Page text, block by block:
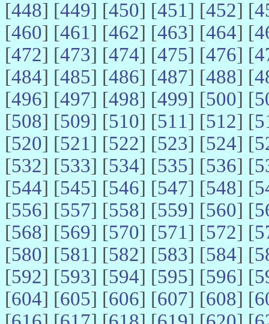
[448] [449] [450] [451] [452] [
[460] [461] [462] [463] [464] [
[472] [473] [474] [475] [476] [
[484] [485] [486] [487] [488] [
[496] [497] [498] [499] [500] [
[508] [509] [510] [511] [512] [
[520] [521] [522] [523] [524] [
[532] [533] [534] [535] [536] [
[544] [545] [546] [547] [548] [
[556] [557] [558] [559] [560] [
[568] [569] [570] [571] [572] [
[580] [581] [582] [583] [584] [
[592] [593] [594] [595] [596] [
[604] [605] [606] [607] [608] [